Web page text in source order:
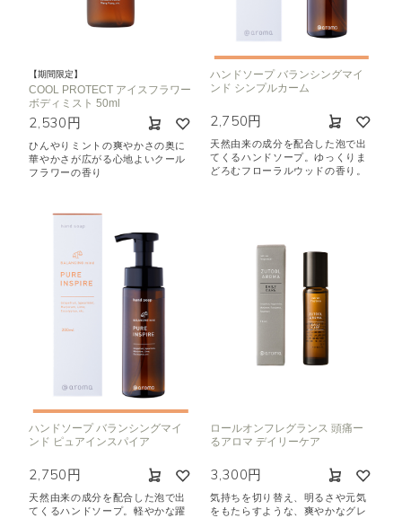
【期間限定】
COOL PROTECT アイスフラワー
ボディミスト 50ml
2,530円
ひんやりミントの爽やかさの奥に
華やかさが広がる心地よいクール
フラワーの香り
ハンドソープ バランシングマイ
ンド シンプルカーム
2,750円
天然由来の成分を配合した泡で出
てくるハンドソープ。ゆっくりま
どろむフローラルウッドの香り。
ハンドソープ バランシングマイ
ンド ピュアインスパイア
2,750円
天然由来の成分を配合した泡で出
てくるハンドソープ。軽やかな躍
ロールオンフレグランス 頭痛ー
るアロマ デイリーケア
3,300円
気持ちを切り替え、明るさや元気
をもたらすような、爽やかなグレ